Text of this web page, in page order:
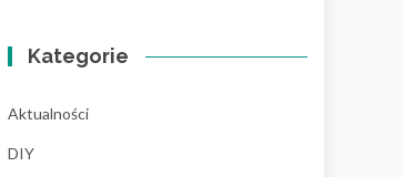
Kategorie
Aktualności
DIY